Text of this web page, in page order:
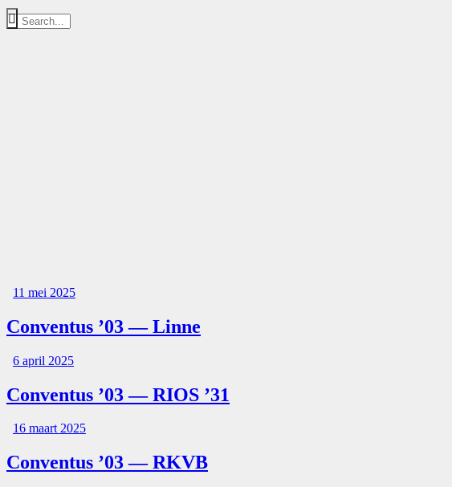
11 mei 2025
Conventus ’03 — Linne
6 april 2025
Conventus ’03 — RIOS ’31
16 maart 2025
Conventus ’03 — RKVB